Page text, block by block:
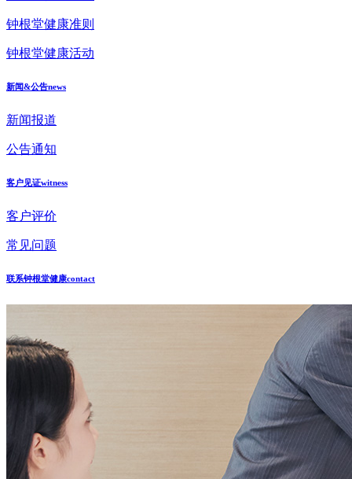
钟根堂健康准则
钟根堂健康活动
新闻&公告news
新闻报道
公告通知
客户见证witness
客户评价
常见问题
联系钟根堂健康contact